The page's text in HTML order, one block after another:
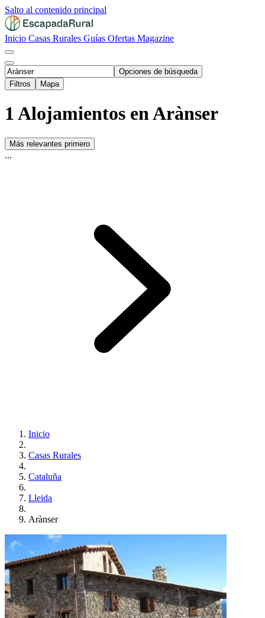
Salto al contenido principal
Inicio Casas Rurales Guías Ofertas Magazine
Opciones de búsqueda
Filtros
Mapa
1 Alojamientos en Arànser
Más relevantes primero
...
Inicio
Casas Rurales
Cataluña
Lleida
Arànser